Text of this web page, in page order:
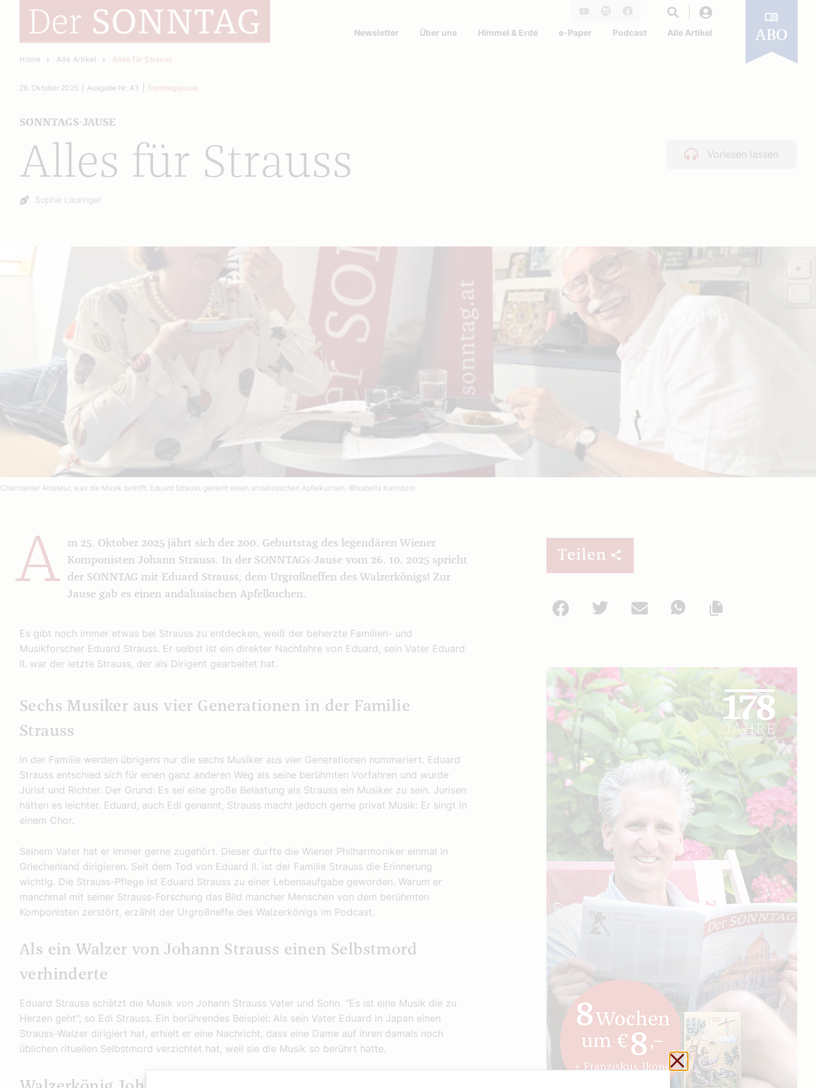
Facebook
Newsletter Über uns Himmel & Erde e-Paper Podcast Alle Artikel ABO
Home Alle Artikel Alles für Strauss
Vorlesen lassen
Alles für Strauss
SONNTAGS-JAUSE
26. Oktober 2025 Ausgabe Nr. 43 Sonntagsjause
Autor:
Sophie Lauringer
Charmanter Amateur, was die Musik betrifft: Eduard Strauss genießt einen andalusischen Apfelkuchen. ©Isabella Karmazin
A
m 25. Oktober 2025 jährt sich der 200. Geburtstag des legendären Wiener
Komponisten Johann Strauss. In der SONNTAGs-Jause vom 26. 10. 2025 spricht
der SONNTAG mit Eduard Strauss, dem Urgroßneffen des Walzerkönigs! Zur
Jause gab es einen andalusischen Apfelkuchen.
Es gibt noch immer etwas bei Strauss zu entdecken, weiß der beherzte Familien- und
Musikforscher Eduard Strauss. Er selbst ist ein direkter Nachfahre von Eduard, sein Vater Eduard
II. war der letzte Strauss, der als Dirigent gearbeitet hat.
Sechs Musiker aus vier Generationen in der Familie
Strauss
In der Familie werden übrigens nur die sechs Musiker aus vier Generationen nummeriert. Eduard
Strauss entschied sich für einen ganz anderen Weg als seine berühmten Vorfahren und wurde
Jurist und Richter. Der Grund: Es sei eine große Belastung als Strauss ein Musiker zu sein. Jurisen
hätten es leichter. Eduard, auch Edi genannt, Strauss macht jedoch gerne privat Musik: Er singt in
einem Chor.
Seinem Vater hat er immer gerne zugehört. Dieser durfte die Wiener Philharmoniker einmal in
Griechenland dirigieren. Seit dem Tod von Eduard II. ist der Familie Strauss die Erinnerung
wichtig. Die Strauss-Pflege ist Eduard Strauss zu einer Lebensaufgabe geworden. Warum er
manchmal mit seiner Strauss-Forschung das Bild mancher Menschen von dem berühmten
Komponisten zerstört, erzählt der Urgroßneffe des Walzerkönigs im Podcast.
Als ein Walzer von Johann Strauss einen Selbstmord
verhinderte
Eduard Strauss schätzt die Musik von Johann Strauss Vater und Sohn. "Es ist eine Musik die zu
Herzen geht", so Edi Strauss. Ein berührendes Beispiel: Als sein Vater Eduard in Japan einen
Strauss-Walzer dirigiert hat, erhielt er eine Nachricht, dass eine Dame auf ihren damals noch
üblichen rituellen Selbstmord verzichtet hat, weil sie die Musik so berührt hatte.
Teilen
Facebook
Twitter Mail
WhatsApp
Schließen ohne zu